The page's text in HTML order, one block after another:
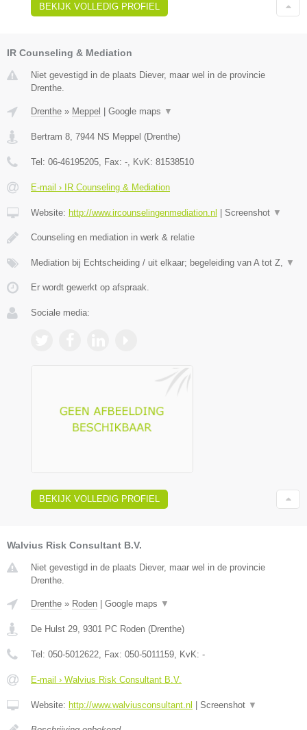
BEKIJK VOLLEDIG PROFIEL
IR Counseling & Mediation
Niet gevestigd in de plaats Diever, maar wel in de provincie
Drenthe.
Drenthe » Meppel Google maps ▼
Bertram 8 7944 NS Meppel (Drenthe)
Tel: 06-46195205 , Fax: - , KvK: 81538510
E-mail › IR Counseling & Mediation
Website: http://www.ircounselingenmediation.nl Screenshot ▼
Counseling en mediation in werk & relatie
Mediation bij Echtscheiding / uit elkaar; begeleiding van A tot Z, ▼
Er wordt gewerkt op afspraak.
Sociale media:
BEKIJK VOLLEDIG PROFIEL
Walvius Risk Consultant B.V.
Niet gevestigd in de plaats Diever, maar wel in de provincie
Drenthe.
Drenthe » Roden Google maps ▼
De Hulst 29, 9301 PC Roden (Drenthe)
Tel: 050-5012622, Fax: 050-5011159, KvK: -
E-mail › Walvius Risk Consultant B.V.
Website: http://www.walviusconsultant.nl Screenshot ▼